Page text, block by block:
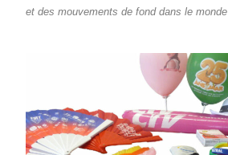
et des mouvements de fond dans le